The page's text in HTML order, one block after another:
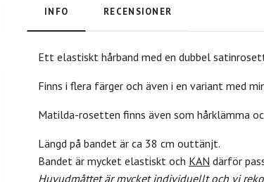
INFO RECENSIONER
Ett elastiskt hårband med en dubbel
Finns i flera färger och även i en variant med
Matilda-rosetten finns även som hårklämma
Längd på bandet är ca 38 cm outtänjt.
Bandet är mycket elastiskt och KAN därför
Huvudmåttet är mycket individuellt och vi